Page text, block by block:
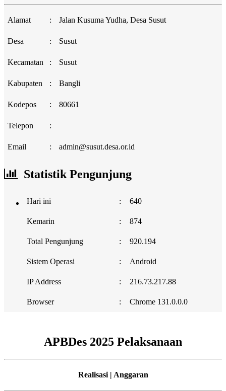
Alamat : Jalan Kusuma Yudha, Desa Susut
Desa : Susut
Kecamatan : Susut
Kabupaten : Bangli
Kodepos : 80661
Telepon :
Email : admin@susut.desa.or.id
Statistik Pengunjung
Hari ini : 640
Kemarin : 874
Total Pengunjung : 920.194
Sistem Operasi : Android
IP Address : 216.73.217.88
Browser : Chrome 131.0.0.0
APBDes 2025 Pelaksanaan
Realisasi | Anggaran